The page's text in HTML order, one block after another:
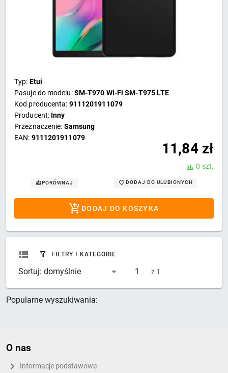
Typ: Etui
Pasuje do modelu:SM-T970 Wi-Fi SM-T975 LTE
Kod producenta: 9111201911079
Producent: Inny
Przeznaczenie: Samsung
EAN: 9111201911079
11,84 zł
0 szt.
PORÓWNAJ DODAJ DO ULUBIONYCH
DODAJ DO KOSZYKA
FILTRY I KATEGORIE
Sortuj: domyślnie z 1
Popularne wyszukiwania:
O nas
Informacje podstawowe